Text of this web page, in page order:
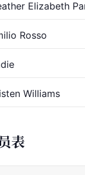
Elizabeth
Rosso
Williams
表